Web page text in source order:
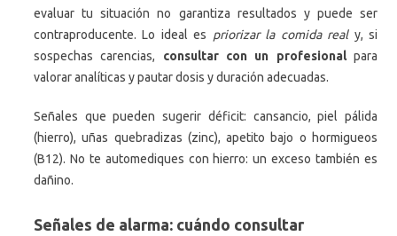
evaluar tu situación no garantiza resultados y puede ser
contraproducente. Lo ideal es priorizar la comida realy, si
sospechas carencias, consultar con un profesionalpara
valorar analíticas y pautar dosis y duración adecuadas.
Señales que pueden sugerir déficit: cansancio, piel pálida
(hierro), uñas quebradizas (zinc), apetito bajo o hormigueos
(B12). No te automediques con hierro: un exceso también es
dañino.
Señales de alarma: cuándo consultar